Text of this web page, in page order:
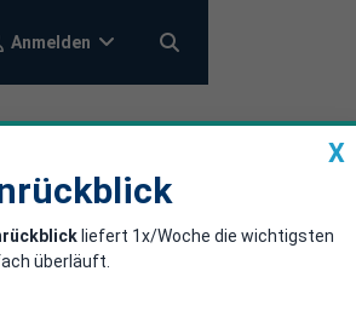
Anmelden
X
liefert 1x/Woche die wichtigsten
überläuft.